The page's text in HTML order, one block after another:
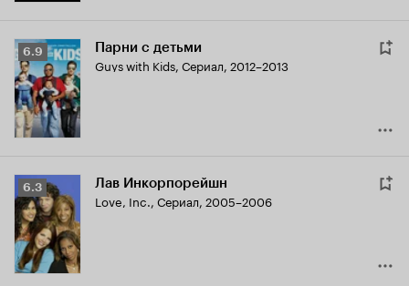
Рейтинг
Кинопоиска
6.9
6.9 Парни с детьми
Guys with Kids, Сериал, 2012–2013
Рейтинг
Кинопоиска
6.3
6.3 Лав Инкорпорейшн
Love, Inc., Сериал, 2005–2006